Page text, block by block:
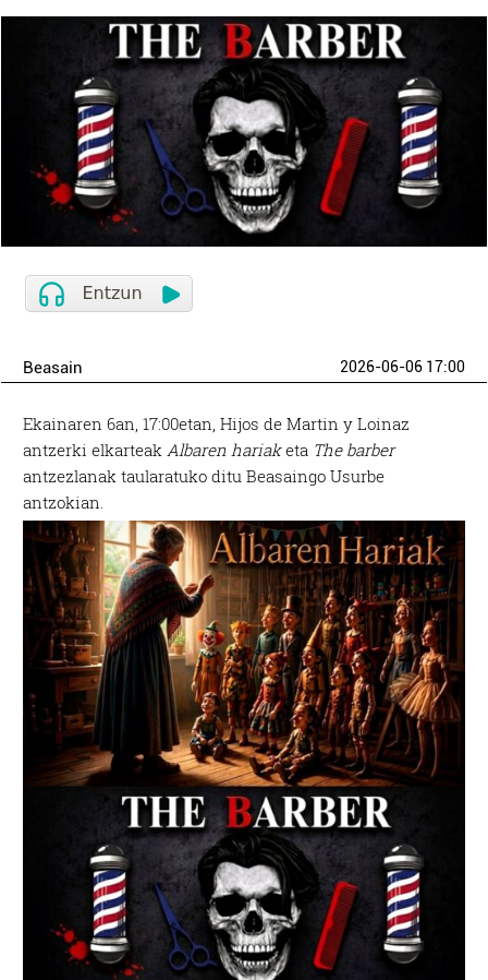
Beasain 2026-06-06 17:00
Ekainaren 6an, 17:00etan, Hijos de Martin y Loinaz
antzerki elkarteakAlbaren hariaketa The barber
antzezlanak taularatuko ditu Beasaingo Usurbe
antzokian.